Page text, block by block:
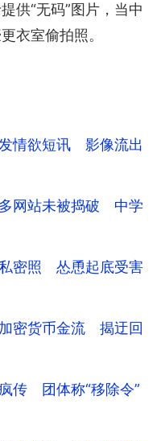
供“无码”图片，当中
衣室偷拍照。
情欲短讯 影像流出
网站未被捣破 中学
密照 怂恿起底受害
密货币金流 揭迂回
传 团体称“移除令”